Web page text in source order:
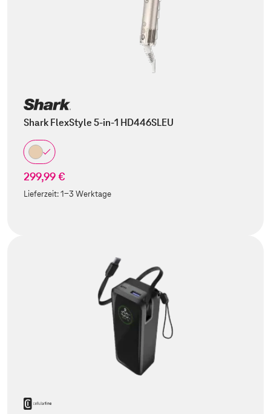
Shark FlexStyle 5-in-1 HD446SLEU
299,99 €
Lieferzeit:1-3 Werktage